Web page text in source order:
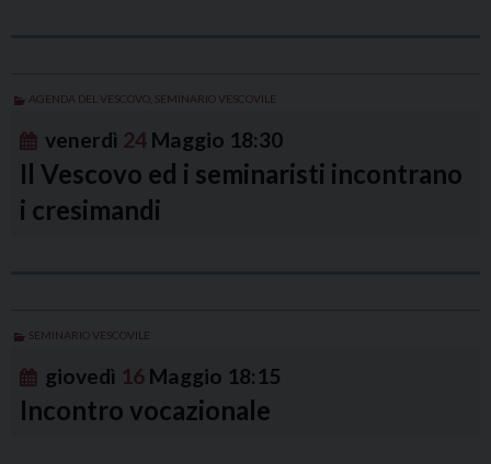
AGENDA DEL VESCOVO SEMINARIO VESCOVILE
venerdì 24 Maggio 18:30
Il Vescovo ed i seminaristi incontrano
i cresimandi
SEMINARIO VESCOVILE
giovedì 16 Maggio 18:15
Incontro vocazionale